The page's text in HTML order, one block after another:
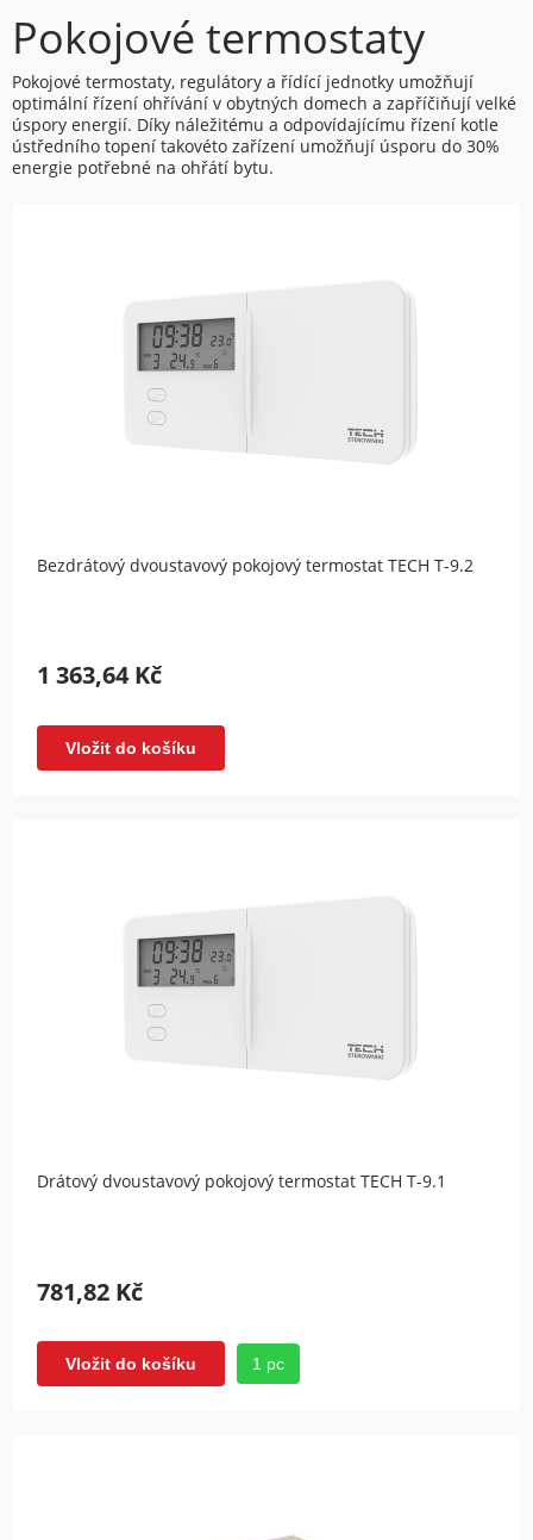
Pokojové termostaty
Pokojové termostaty, regulátory a řídící jednotky umožňují
optimální řízení ohřívání v obytných domech a zapříčiňují velké
úspory energií. Díky náležitému a odpovídajícímu řízení kotle
ústředního topení takovéto zařízení umožňují úsporu do 30%
energie potřebné na ohřátí bytu.
Bezdrátový dvoustavový pokojový termostat TECH T-9.2
1 363,64 Kč
Vložit do košíku
Drátový dvoustavový pokojový termostat TECH T-9.1
781,82 Kč
Vložit do košíku 1 pc